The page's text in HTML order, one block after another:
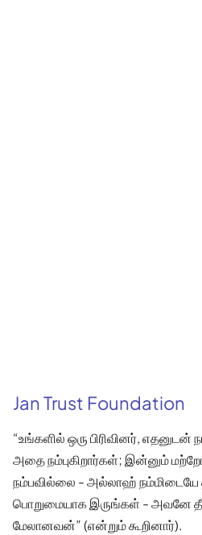
Jan Trust Foundation
“உங்களில் ஒரு பிரிவினர்,
அதை நம்புகிறார்கள்; இன்னும்
நம்பவில்லை - அல்லாஹ் நம்மிடையே
பொறுமையாக இருங்கள் - அவனே
மேலானவன்” (என்றும் கூறினார்).